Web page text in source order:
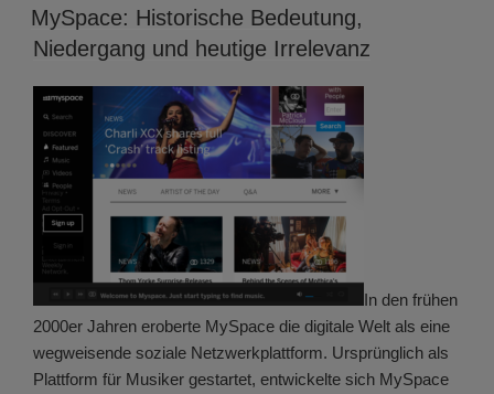
AM
MySpace: Historische Bedeutung,
Niedergang und heutige Irrelevanz
In den frühen
2000er Jahren eroberte MySpace die digitale Welt als eine
wegweisende soziale Netzwerkplattform. Ursprünglich als
Plattform für Musiker gestartet, entwickelte sich MySpace